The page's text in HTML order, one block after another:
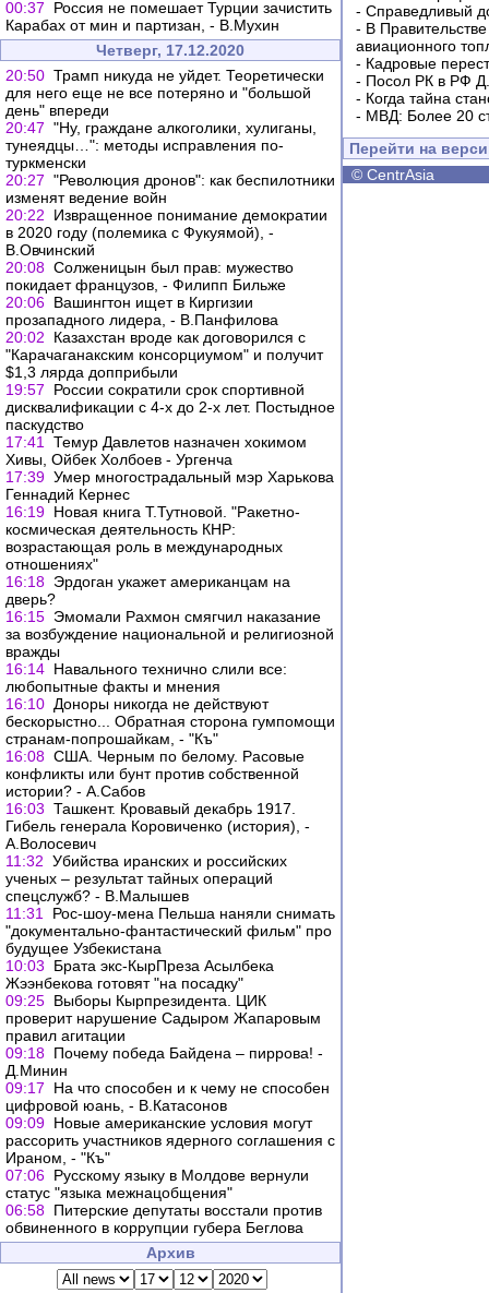
00:37
Россия не помешает Турции зачистить
Карабах от мин и партизан, - В.Мухин
Четверг, 17.12.2020
20:50 Трамп никуда не уйдет. Теоретически
для него еще не все потеряно и "большой
день" впереди
20:47 "Ну, граждане алкоголики, хулиганы,
тунеядцы…": методы исправления по-
туркменски
20:27 "Революция дронов": как беспилотники
изменят ведение войн
20:22
Извращенное понимание демократии
в 2020 году (полемика с Фукуямой), -
В.Овчинский
20:08 Солженицын был прав: мужество
покидает французов, - Филипп Бильже
20:06 Вашингтон ищет в Киргизии
прозападного лидера, - В.Панфилова
20:02
Казахстан вроде как договорился с
"Карачаганакским консорциумом" и получит
$1,3 лярда допприбыли
19:57
России сократили срок спортивной
дисквалификации с 4-х до 2-х лет. Постыдное
паскудство
17:41
Темур Давлетов назначен хокимом
Хивы, Ойбек Холбоев - Ургенча
17:39 Умер многострадальный мэр Харькова
Геннадий Кернес
16:19 Новая книга Т.Тутновой. "Ракетно-
космическая деятельность КНР:
возрастающая роль в международных
отношениях"
16:18 Эрдоган укажет американцам на
дверь?
16:15 Эмомали Рахмон смягчил наказание
за возбуждение национальной и религиозной
вражды
16:14 Навального технично слили все:
любопытные факты и мнения
16:10 Доноры никогда не действуют
бескорыстно... Обратная сторона гумпомощи
странам-попрошайкам, - "Къ"
16:08 США. Черным по белому. Расовые
конфликты или бунт против собственной
истории? - А.Сабов
16:03 Ташкент. Кровавый декабрь 1917.
Гибель генерала Коровиченко (история), -
А.Волосевич
11:32 Убийства иранских и российских
ученых – результат тайных операций
спецслужб? - В.Малышев
11:31
Рос-шоу-мена Пельша наняли снимать
"документально-фантастический фильм" про
будущее Узбекистана
10:03
Брата экс-КырПреза Асылбека
Жээнбекова готовят "на посадку"
09:25 Выборы Кырпрезидента. ЦИК
проверит нарушение Садыром Жапаровым
правил агитации
09:18 Почему победа Байдена – пиррова! -
Д.Минин
09:17
На что способен и к чему не способен
цифровой юань, - В.Катасонов
09:09 Новые американские условия могут
рассорить участников ядерного соглашения с
Ираном, - "Къ"
07:06 Русскому языку в Молдове вернули
статус "языка межнацобщения"
06:58 Питерские депутаты восстали против
обвиненного в коррупции губера Беглова
Архив
- Справедливый
- В
авиационного
- Кадровые
- Посол РК в РФ
- Когда тайна
- МВД: Более 20
Перейти на
© CentrAsia